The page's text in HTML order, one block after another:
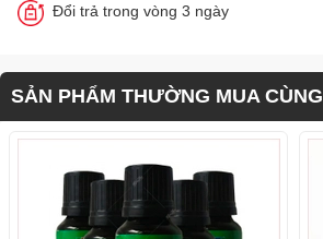
Đổi trả trong vòng 3 ngày
SẢN PHẨM THƯỜNG MUA CÙNG